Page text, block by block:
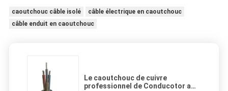
caoutchouc câble isolé
câble électrique en caoutchouc
câble enduit en caoutchouc
Le caoutchouc de cuivre
professionnel de Conducotor a